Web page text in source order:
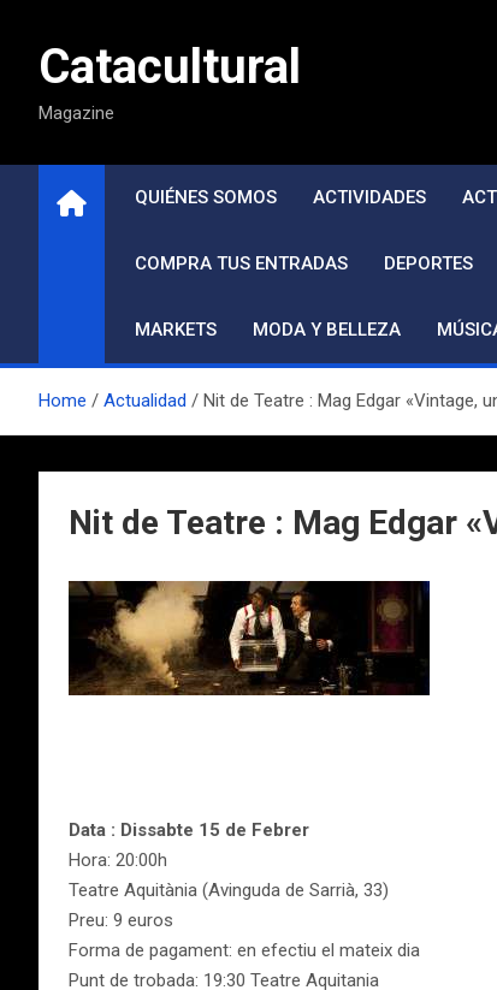
contenidoCatacultural
Magazine
QUIÉNES SOMOS ACTIVIDADES
COMPRA TUS ENTRADAS DEPORTES
MARKETS MODA Y BELLEZA
Home Actualidad Nit de Teatre : Mag Edgar «Vintage,
Nit de Teatre : Mag Edgar
Data : Dissabte 15 de Febrer
Hora: 20:00h
Teatre Aquitània (Avinguda de Sarrià, 33)
Preu: 9 euros
Forma de pagament: en efectiu el mateix dia
Punt de trobada: 19:30 Teatre Aquitania